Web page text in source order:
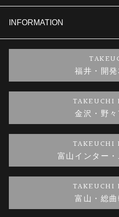
セットリング
婚約ネックレス
金・プラチナのお取引
商品一覧
ブランドリスト
金澤指輪工房｜手作りペアリング
金澤指輪工房｜手作り結婚指輪 and
金澤指輪工房｜手作り婚約指輪プ
会社概要
お客様の声
INFORMATION
プライバシーポリシー
福井・開
TAKEUCHI
金沢・野
TAKEUCHI
富山インター
TAKEUCHI
富山・総